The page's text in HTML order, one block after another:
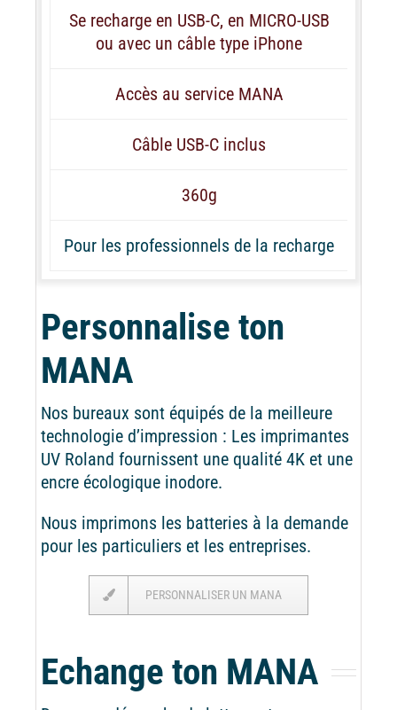
Se recharge en USB-C, en MICRO-USB
ou avec un câble type iPhone
Accès au service MANA
Câble USB-C inclus
360g
Pour les professionnels de la recharge
Personnalise ton
MANA
Nos bureaux sont équipés de la meilleure
technologie d’impression : Les imprimantes
UV Roland fournissent une qualité 4K et une
encre écologique inodore.
Nous imprimons les batteries à la demande
pour les particuliers et les entreprises.
PERSONNALISER UN MANA
Echange ton MANA